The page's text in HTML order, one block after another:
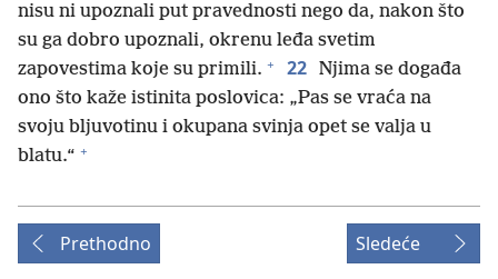
nisu ni upoznali put pravednosti nego da, nakon što
su ga dobro upoznali, okrenu leđa svetim
zapovestima koje su primili. + 22 Njima se događa
ono što kaže istinita poslovica: „Pas se vraća na
svoju bljuvotinu i okupana svinja opet se valja u
blatu.“ +
Prethodno Sledeće